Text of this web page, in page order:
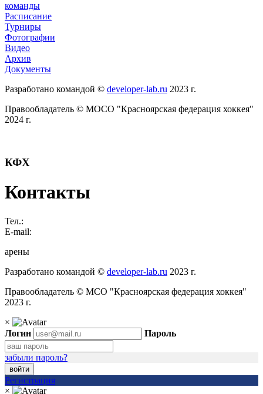
команды
Расписание
Турниры
Фотографии
Видео
Архив
Документы
Разработано командой © developer-lab.ru 2023 г.
Правообладатель © МОСО "Красноярская федерация хоккея"
2024 г.
КФХ
Контакты
Тел.:
E-mail:
арены
Разработано командой © developer-lab.ru 2023 г.
Правообладатель © МСО "Красноярская федерация хоккея"
2023 г.
×
Логин
Пароль
забыли пароль?
войти
Регистрация
×